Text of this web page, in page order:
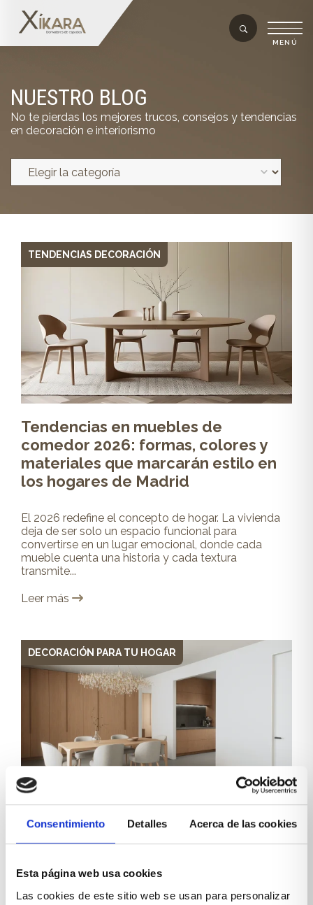
Consentimiento Detalles Acerca de las cookies
Esta página web usa cookies
Las cookies de este sitio web se usan para personalizar
NUESTRO BLOG
No te pierdas los mejores trucos, consejos y tendencias
en decoración e interiorismo
TENDENCIAS DECORACIÓN
Tendencias en muebles de
comedor 2026: formas, colores y
materiales que marcarán estilo en
los hogares de Madrid
El 2026 redefine el concepto de hogar. La vivienda
deja de ser solo un espacio funcional para
convertirse en un lugar emocional, donde cada
mueble cuenta una historia y cada textura
transmite...
Leer más
DECORACIÓN PARA TU HOGAR
Cómo diseñar un comedor con
muebles a medida que se adapta a
casa en Madrid)